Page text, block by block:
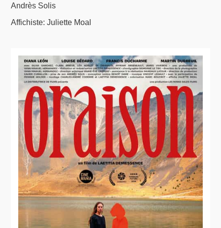
Andrès Solis
Affichiste: Juliette Moal